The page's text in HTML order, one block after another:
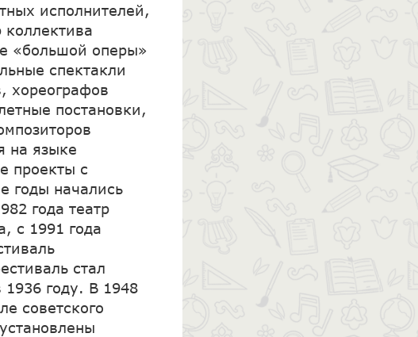
исполнителей,
«большой оперы»
спектакли
хореографов
постановки,
на языке
проекты с
годы начались
года театр
с 1991 года
стал
году. В 1948
советского